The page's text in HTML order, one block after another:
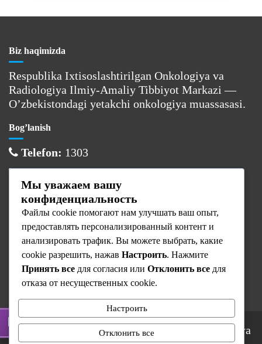
Biz haqimizda
Respublika Ixtisoslashtirilgan Onkologiya va
Radiologiya Ilmiy-Amaliy Tibbiyot Markazi —
O’zbekistondagi yetakchi onkologiya muassasasi.
Bog’lanish
Telefon: 1303
Email:info@cancercenter.uz
Manzil:Toshkent sh., Olmazor tumani
Ish vaqti
Dushanba:08:00 — 17:00
Sesh — Juma: 08:00 — 16:00
Shanba — Yaksh:Dam olish
© 2025 Respublika Ixtisoslashtirilgan Onkologiya
Мы уважаем вашу
конфиденциальность
Файлы cookie помогают нам улучшать ваш опыт,
предоставлять персонализированный контент и
анализировать трафик. Вы можете выбрать, какие
cookie разрешить, нажав Настроить. Нажмите
Принять все для согласия или Отклонить все для
отказа от несущественных cookie.
Настроить
Отклонить все